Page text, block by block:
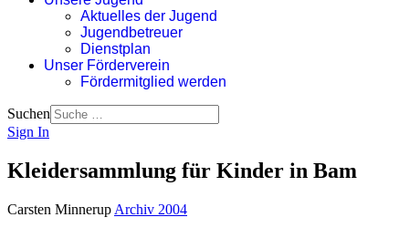
Aktuelles der Jugend
Jugendbetreuer
Dienstplan
Unser Förderverein
Fördermitglied werden
Suchen
Sign In
Kleidersammlung für Kinder in Bam
Carsten Minnerup Archiv 2004